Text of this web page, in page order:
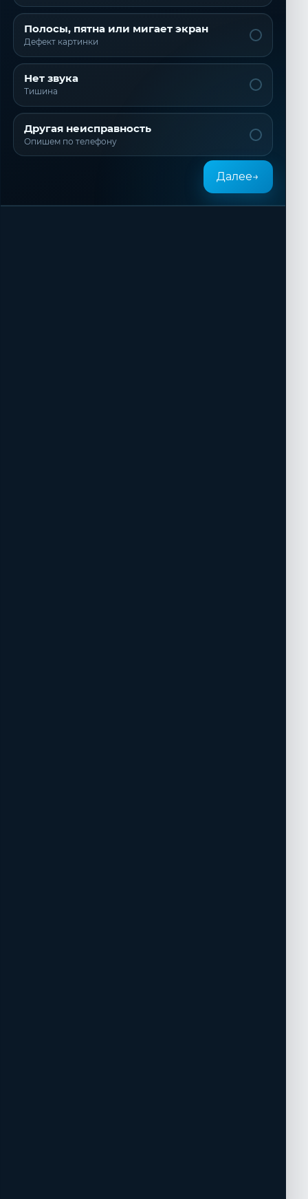
Полосы, пятна или мигает экран
Дефект картинки
Нет звука
Тишина
Другая неисправность
Опишем по телефону
Далее→